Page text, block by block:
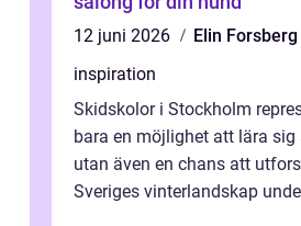
12 juni 2026
Elin Forsberg
inspiration
Skidskolor i Stockholm
bara en möjlighet att lära sig
utan även en chans att
Sveriges vinterlandskap